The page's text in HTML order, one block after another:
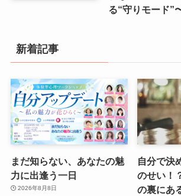
る“守りモード”
新着記事
まだ知らない、あなたの魅
力に出逢う一日
2026年8月8日
自分で決
のせい！
の裏にあ